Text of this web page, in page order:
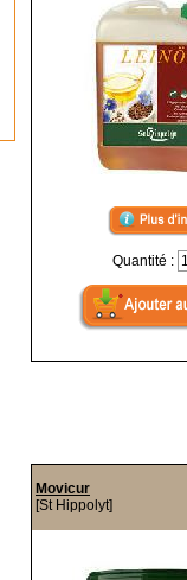
Quantité :
Movicur
[St Hippolyt]